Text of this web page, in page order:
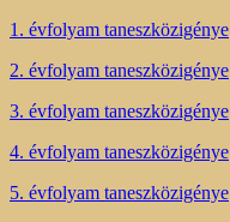
1. évfolyam taneszközigénye
2. évfolyam taneszközigénye
3. évfolyam taneszközigénye
4. évfolyam taneszközigénye
5. évfolyam taneszközigénye